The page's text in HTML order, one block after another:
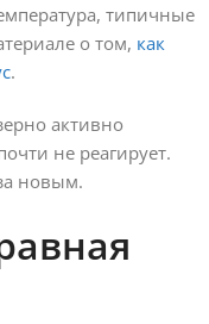
типичные
о том, как
.
активно
не реагирует.
новым.